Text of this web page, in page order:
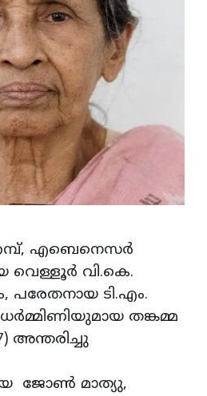
എബെനെസർ
വെള്ളൂർ വി.കെ.
പരേതനായ ടി.എം.
തങ്കമ്മ
അന്തരിച്ചു
ജോൺ മാത്യു,